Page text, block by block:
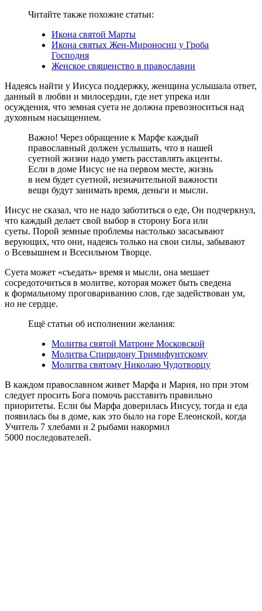
Читайте также похожие статьи:
Икона святой Марты
Икона святых Жен-Мироносиц у Гроба
Господня
Женское священство в православии
Надеясь найти у Иисуса поддержку, женщина услышала ответ,
данный в любви и милосердии, где нет упрека или
осуждения, что земная суета не должна превозноситься над
духовным насыщением.
Важно! Через обращение к Марфе каждый
православный должен услышать, что в нашей
суетной жизни надо уметь расставлять акценты.
Если в доме Иисус не на первом месте, жизнь
в нем будет суетной, незначительной важности
вещи будут занимать время, деньги и мысли.
Иисус не сказал, что не надо заботиться о еде, Он подчеркнул,
что каждый делает свой выбор в сторону Бога или
суеты. Порой земные проблемы настолько засасывают
верующих, что они, надеясь только на свои силы, забывают
о Всевышнем и Всесильном Творце.
Суета может «съедать» время и мысли, она мешает
сосредоточиться в молитве, которая может быть сведена
к формальному проговариванию слов, где задействован ум,
но не сердце.
Ещё статьи об исполнении желания:
Молитва святой Матроне Московской
Молитва Спиридону Тримифунтскому
Молитва святому Николаю Чудотворцу
В каждом православном живет Марфа и Мария, но при этом
следует просить Бога помочь расставить правильно
приоритеты. Если бы Марфа доверилась Иисусу, тогда и еда
появилась бы в доме, как это было на горе Елеонской, когда
Учитель 7 хлебами и 2 рыбами накормил
5000 последователей.